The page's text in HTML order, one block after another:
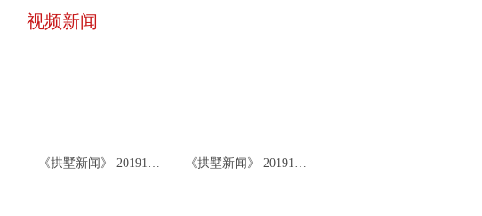
视频新闻
《拱墅新闻》 20191126 《拱墅新闻》 20191122